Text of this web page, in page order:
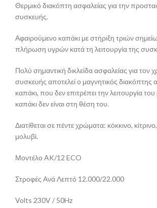
Θερμικό διακόπτη ασφαλείας για την
συσκευής.
Αφαιρούμενο καπάκι με στήριξη τριών
πλήρωση υγρών κατά τη λειτουργία της
Πολύ σημαντική δικλείδα ασφαλείας για τον
συσκευής αποτελεί ο μαγνητικός διακόπτης
καπάκι, που δεν επιτρέπει την λειτουργία
καπάκι δεν είναι στη θέση του.
Διατίθεται σε πέντε χρώματα: κόκκινο,
μολυβί.
Μοντέλο AK/12 ECO
Στροφές Ανά Λεπτό 12.000/22.000
Volts 230V / 50Hz